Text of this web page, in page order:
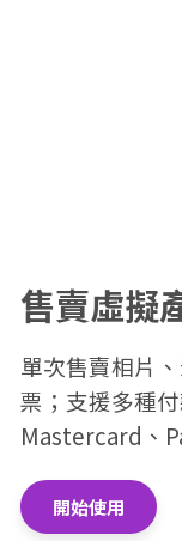
售賣虛擬
單次售賣相片
票； 支援多種
Mastercard、
開始使用